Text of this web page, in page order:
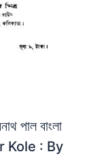
পাল বাংলা
Kole : By